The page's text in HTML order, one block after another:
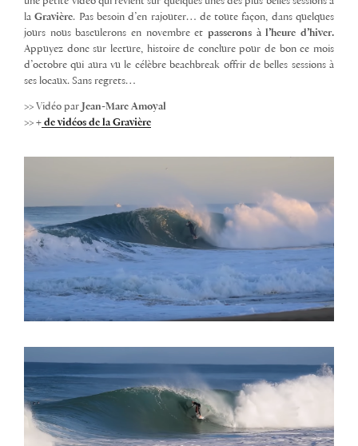
laGravière. Pas besoin d’en rajouter… de toute façon, dans quelques
jours nous basculerons en novembre et passerons à l’heure d’hiver.
Appuyez donc sur lecture, histoire de conclure pour de bon ce mois
d’octobre qui aura vu le célèbre beachbreak offrir de belles sessions à
ses locaux. Sans regrets…
>> Vidéo par
Jean-Marc Amoyal
>> + de vidéos de la Gravière